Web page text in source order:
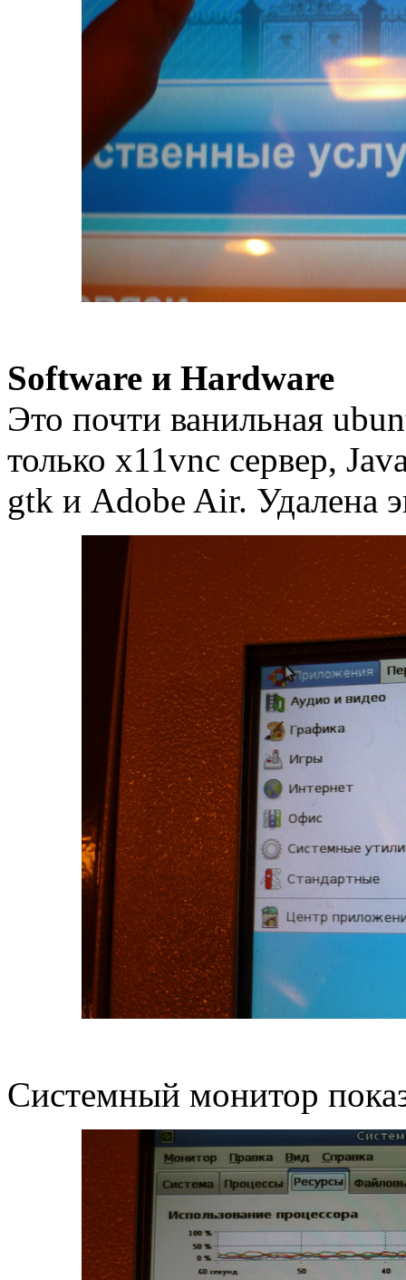
Software и Hardware
Это почти ванильная
только x11vnc сервер,
gtk и Adobe Air. Удалена
Системный монитор